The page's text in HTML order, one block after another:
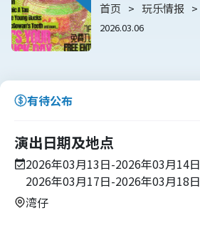
首页 玩乐情报
2026.03.06
有待公布
演出日期及地点
2026年03月13日-2026年03月14日
2026年03月17日-2026年03月18日
湾仔